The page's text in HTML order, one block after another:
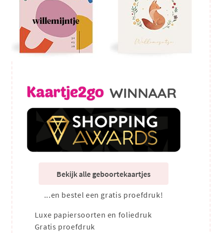
Bekijk alle geboortekaartjes
...en bestel een gratis proefdruk!
Luxe papiersoorten en foliedruk
Gratis proefdruk